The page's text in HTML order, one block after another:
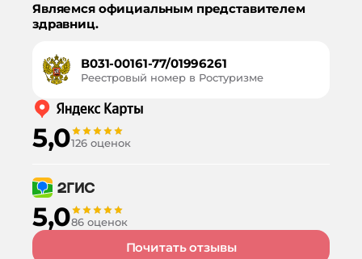
Являемся официальным представителем
здравниц.
В031-00161-77/01996261
Реестровый номер в Ростуризме
5,0126 оценок
5,086 оценок
Почитать отзывы